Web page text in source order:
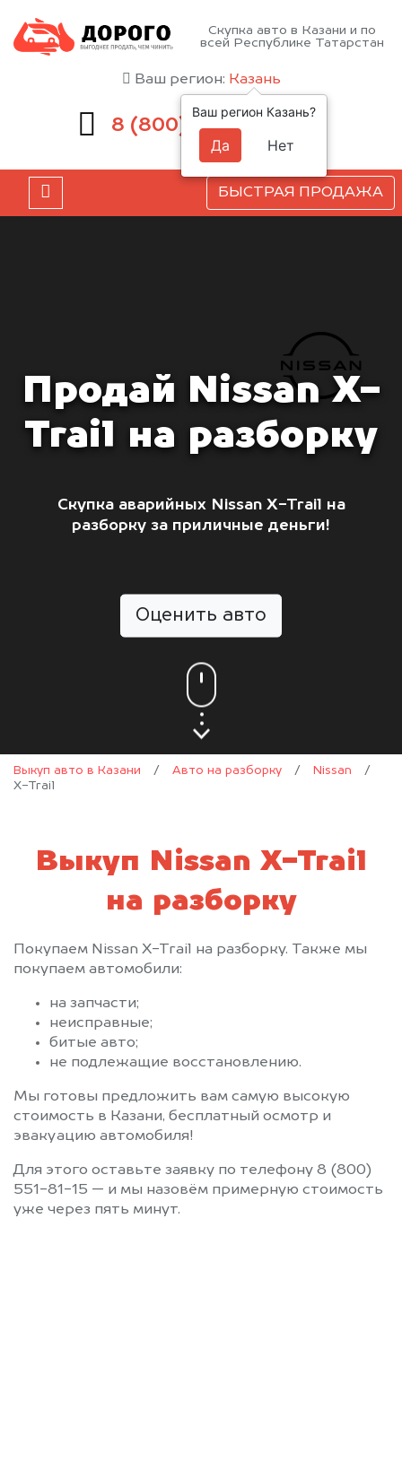
Скупка авто в Казани и по
всей Республике Татарстан
Ваш регион: Казань
8 (800) 551-81-15
БЫСТРАЯ ПРОДАЖА
Продай Nissan X-
Trail на разборку
Скупка аварийных Nissan X-Trail на
разборку за приличные деньги!
Оценить авто
Выкуп авто в Казани / Авто на разборку / Nissan
/
X-Trail
Выкуп Nissan X-Trail
на разборку
Покупаем Nissan X-Trail на разборку. Также мы
покупаем автомобили:
на запчасти;
неисправные;
битые авто;
не подлежащие восстановлению.
Мы готовы предложить вам самую высокую
стоимость в Казани, бесплатный осмотр и
эвакуацию автомобиля!
Для этого оставьте заявку по телефону 8 (800)
551-81-15 — и мы назовём примерную стоимость
уже через пять минут.
Ваш регион Казань?
Да Нет